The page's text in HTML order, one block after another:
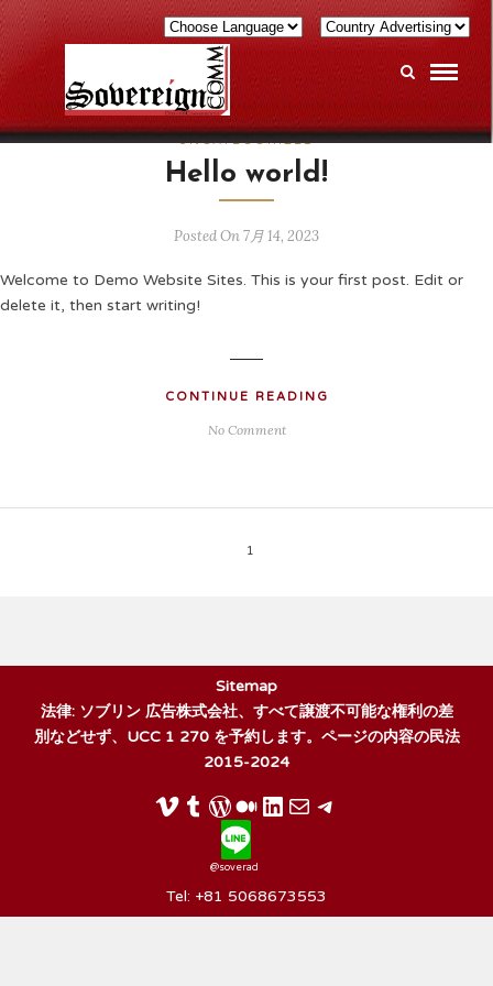
UNCATEGORIZED
Hello world!
Posted On 7月 14, 2023
Welcome to Demo Website Sites. This is your first post. Edit or
delete it, then start writing!
CONTINUE READING
No Comment
1
Sitemap
法律: ソブリン 広告株式会社、すべて譲渡不可能な権利の差
別などせず、UCC 1 270 を予約します。ページの内容の民法
2015-2024
@soverad
Tel: +81 5068673553